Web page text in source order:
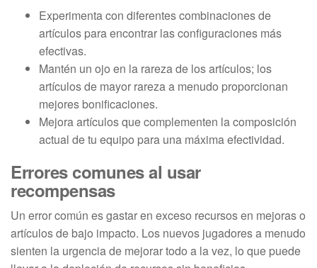
Experimenta con diferentes combinaciones de
artículos para encontrar las configuraciones más
efectivas.
Mantén un ojo en la rareza de los artículos; los
artículos de mayor rareza a menudo proporcionan
mejores bonificaciones.
Mejora artículos que complementen la composición
actual de tu equipo para una máxima efectividad.
Errores comunes al usar
recompensas
Un error común es gastar en exceso recursos en mejoras o
artículos de bajo impacto. Los nuevos jugadores a menudo
sienten la urgencia de mejorar todo a la vez, lo que puede